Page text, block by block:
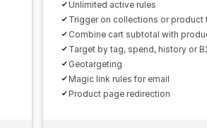
Unlimited active rules
Trigger on collections or product
Combine cart subtotal with
Target by tag, spend, history or
Geotargeting
Magic link rules for email
Product page redirection